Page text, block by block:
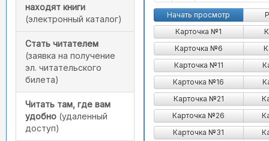
находят книги
(электронный каталог)
Стать читателем
(заявка на получение
эл. читательского
билета)
Читать там, где вам
удобно (удаленный
доступ)
Начать просмотр
Карточка №1
Карточка №6
Карточка №11
Карточка №16
Карточка №21
Карточка №26
Карточка №31